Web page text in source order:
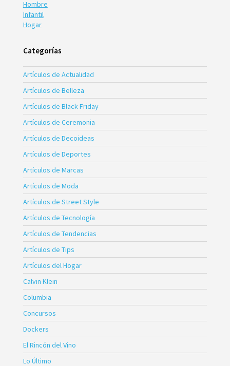
Hombre
Infantil
Hogar
Categorías
Artículos de Actualidad
Artículos de Belleza
Artículos de Black Friday
Artículos de Ceremonia
Artículos de Decoideas
Artículos de Deportes
Artículos de Marcas
Artículos de Moda
Artículos de Street Style
Artículos de Tecnología
Artículos de Tendencias
Artículos de Tips
Artículos del Hogar
Calvin Klein
Columbia
Concursos
Dockers
El Rincón del Vino
Lo Último